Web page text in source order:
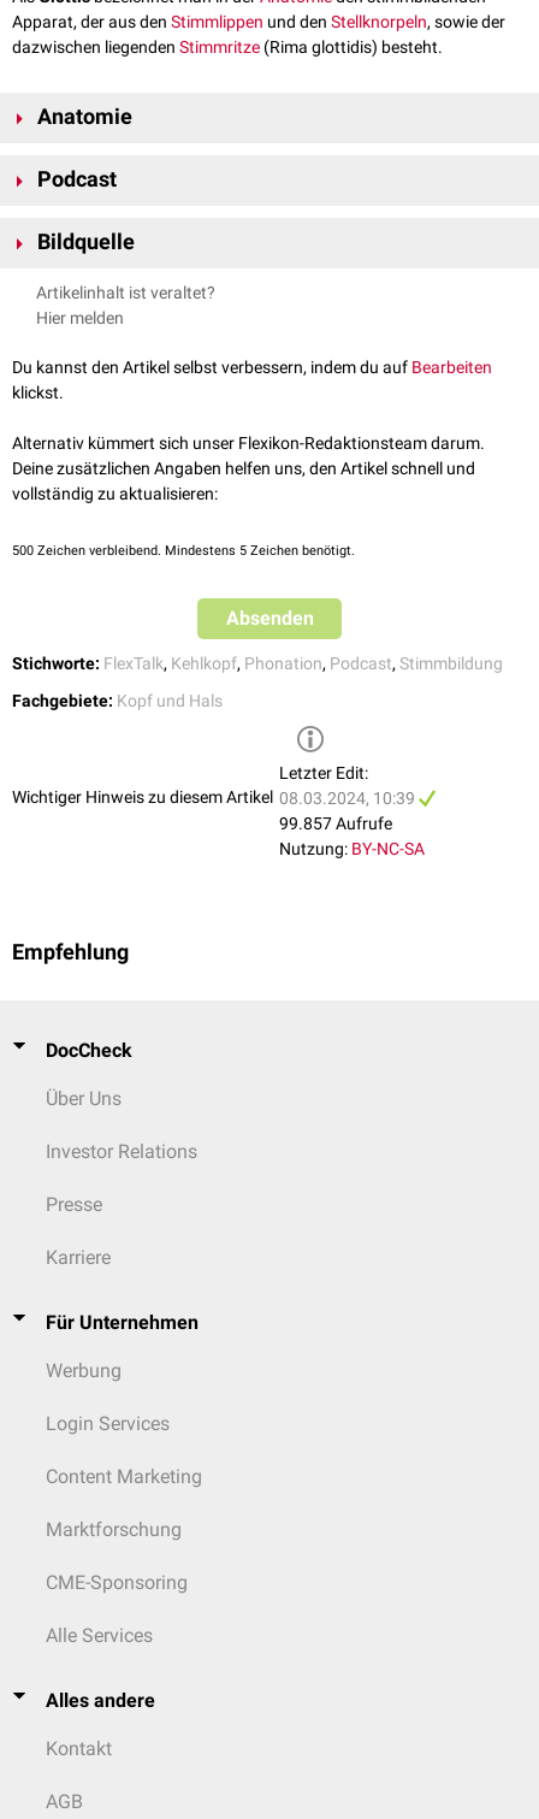
Apparat, der aus den Stimmlippen und den Stellknorpeln, sowie der
dazwischen liegenden Stimmritze (Rima glottidis) besteht.
Anatomie
Weite der Stimmritze ist maßgeblich von der Positionierung der
Musculus cricoarytaenoideus lateralis
) so positioniert werden, dass sich die Weite der Stimmritze von
einem schmalen Spalt bis zu einem weiten Dreieck variieren lässt.
Darüber hinaus können die Stellknorpel verschiedene Drehbewegungen
beeinflussen.
Podcast
FlexTalk - Der Kehlkopf
Bildquelle
Bildquelle Podcast: © Radovan Zierik /
Artikelinhalt ist veraltet?
Hier melden
Du kannst den Artikel selbst verbessern, indem du auf Bearbeiten
klickst.
Alternativ kümmert sich unser Flexikon-Redaktionsteam darum.
Deine zusätzlichen Angaben helfen uns, den Artikel schnell und
vollständig zu aktualisieren:
500 Zeichen verbleibend. Mindestens 5 Zeichen benötigt.
Absenden
Stichworte: FlexTalk, Kehlkopf, Phonation, Podcast, Stimmbildung
Fachgebiete: Kopf und Hals
Wichtiger Hinweis zu diesem Artikel
Letzter Edit:
08.03.2024, 10:39
99.857 Aufrufe
Nutzung: BY-NC-SA
Empfehlung
DocCheck
Über Uns
Investor Relations
Presse
Karriere
Für Unternehmen
Werbung
Login Services
Content Marketing
Marktforschung
CME-Sponsoring
Alle Services
Alles andere
Kontakt
AGB